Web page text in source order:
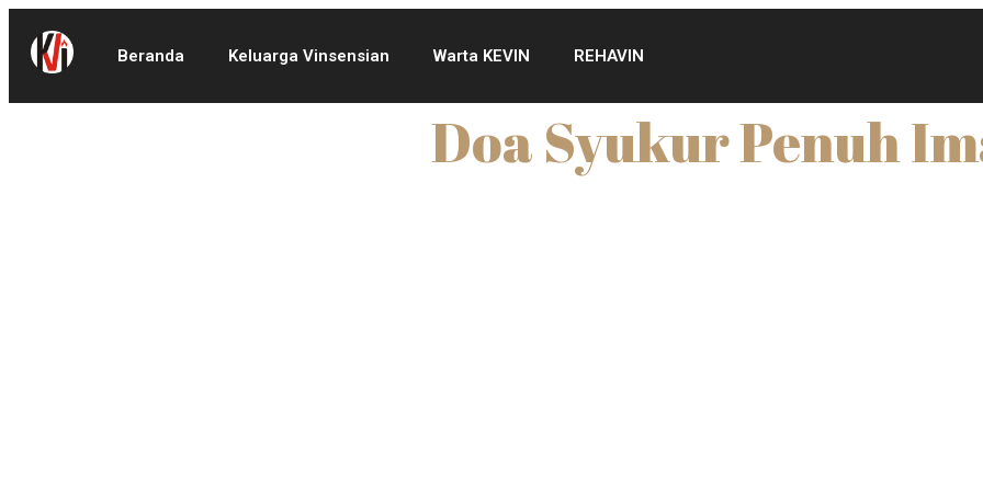
Beranda Keluarga Vinsensian Warta KEVIN REHAVIN
Doa Syukur Penuh